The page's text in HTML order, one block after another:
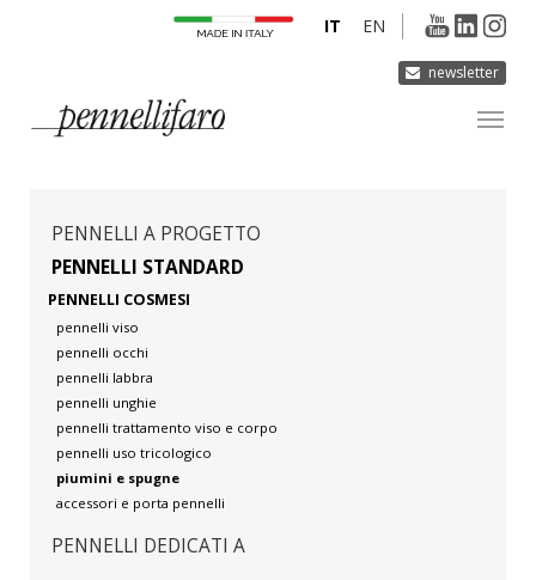
newsletter
EN
IT
PRODOTTI
INNOVAZIONE
DERMOCURA
MEDIA
CONTATTI
PENNELLI A PROGETTO
PENNELLI STANDARD
PENNELLI COSMESI
pennelli viso
pennelli occhi
pennelli labbra
pennelli unghie
pennelli trattamento viso e corpo
pennelli uso tricologico
piumini e spugne
accessori e porta pennelli
PENNELLI DEDICATI A